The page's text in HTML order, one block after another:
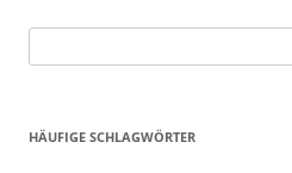
nach:
HÄUFIGE SCHLAGWÖRTER